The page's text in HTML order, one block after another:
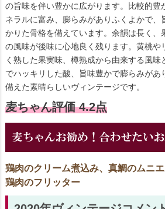
の旨味を伴い豊かに広がります。比較的豊
ネラルに富み、膨らみがありふくよかで、
かりた骨格を備えています。余韻は長く、
の風味が後味に心地良く残ります。黄桃や
く熟した果実味、樽熟成から由来する風
でハッキリした酸、旨味豊かで膨らみがあ
備えた素晴らしいヴィンテージです。
麦ちゃん評価 4.2点
鶏肉のクリーム煮込み、真鯛のムニエ
鶏肉のフリッター